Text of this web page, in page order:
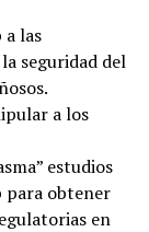
las
seguridad del
a los
estudios
para obtener
en